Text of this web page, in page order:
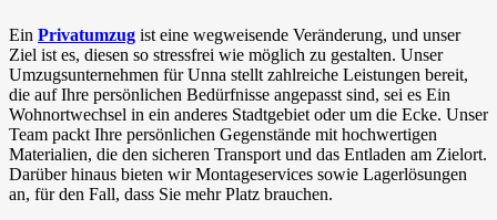
Ein Privatumzug ist eine wegweisende Veränderung, und unser
Ziel ist es, diesen so stressfrei wie möglich zu gestalten. Unser
Umzugsunternehmen für Unna stellt zahlreiche Leistungen bereit,
die auf Ihre persönlichen Bedürfnisse angepasst sind, sei es Ein
Wohnortwechsel in ein anderes Stadtgebiet oder um die Ecke. Unser
Team packt Ihre persönlichen Gegenstände mit hochwertigen
Materialien, die den sicheren Transport und das Entladen am Zielort.
Darüber hinaus bieten wir Montageservices sowie Lagerlösungen
an, für den Fall, dass Sie mehr Platz brauchen.